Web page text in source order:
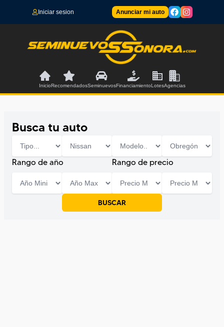
Iniciar sesion Anunciar mi auto
InicioRecomendadosSeminuevosFinanciamientoLotesAgencias
Busca tu auto
Rango de año Rango de precio
BUSCAR